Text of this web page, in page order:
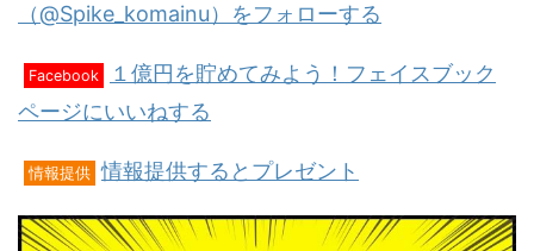
（@Spike_komainu）をフォローする
Facebook
１億円を貯めてみよう！フェイスブック
ページにいいねする
情報提供 情報提供するとプレゼント